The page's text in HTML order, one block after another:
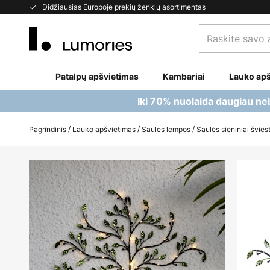
Didžiausias Europoje prekių ženklų asortimentas
Skip
savo
Patalpų apšvietimas Kambariai Lauko
Iki 70% nuolaida daugiau
Pagrindinis Lauko apšvietimas Saulės lempos Saulės sieniniai
Skip
to
the
end
of
the
images